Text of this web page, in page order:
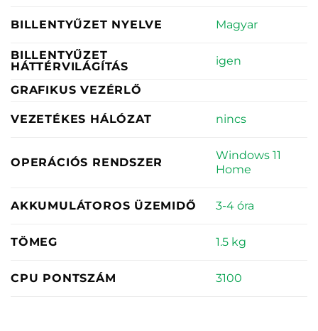
BILLENTYŰZET NYELVE Magyar
BILLENTYŰZET
HÁTTÉRVILÁGÍTÁS
igen
GRAFIKUS VEZÉRLŐ
VEZETÉKES HÁLÓZAT nincs
OPERÁCIÓS RENDSZER
Windows 11
Home
AKKUMULÁTOROS ÜZEMIDŐ 3-4 óra
TÖMEG 1.5 kg
CPU PONTSZÁM 3100